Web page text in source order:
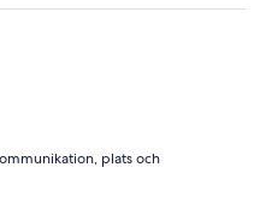
plats och